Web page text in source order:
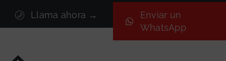
contenido
Llama ahora →
Enviar un
WhatsApp